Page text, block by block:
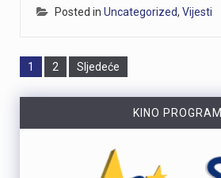
Posted in Uncategorized, Vijesti
Page
1 Page
2 Sljedeće
KINO PROGRAM